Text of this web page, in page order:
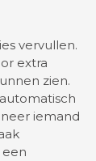
vervullen.
extra
zien.
iemand
een